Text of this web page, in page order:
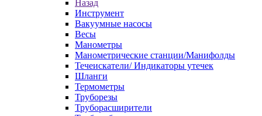
Назад
Инструмент
Вакуумные насосы
Весы
Манометры
Манометрические станции/Манифолды
Течеискатели/ Индикаторы утечек
Шланги
Термометры
Труборезы
Труборасширители